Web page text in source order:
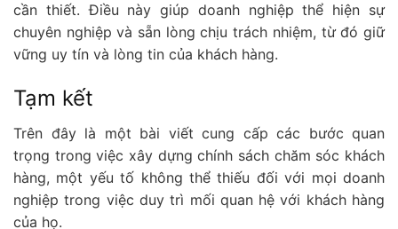
cần thiết. Điều này giúp doanh nghiệp thể hiện sự
chuyên nghiệp và sẵn lòng chịu trách nhiệm, từ đó giữ
vững uy tín và lòng tin của khách hàng.
Tạm kết
Trên đây là một bài viết cung cấp các bước quan
trọng trong việc xây dựng chính sách chăm sóc khách
hàng, một yếu tố không thể thiếu đối với mọi doanh
nghiệp trong việc duy trì mối quan hệ với khách hàng
của họ.